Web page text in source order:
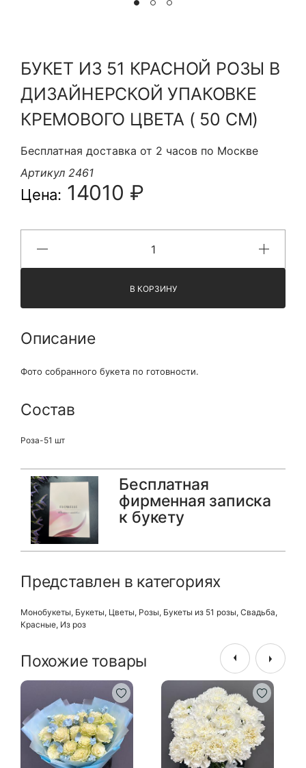
БУКЕТ ИЗ 51 КРАСНОЙ РОЗЫ В
ДИЗАЙНЕРСКОЙ УПАКОВКЕ
КРЕМОВОГО ЦВЕТА ( 50 СМ)
Бесплатная доставка от 2 часов по Москве
Артикул 2461
Цена: 14010 ₽
В КОРЗИНУ
Описание
Фото собранного букета по готовности.
Состав
Роза-51 шт
Бесплатная
фирменная записка
к букету
Представлен в категориях
Монобукеты, Букеты, Цветы, Розы, Букеты из 51 розы, Свадьба,
Красные, Из роз
Похожие товары